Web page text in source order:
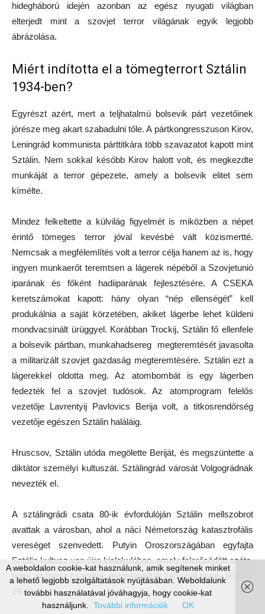
hidegháború idején azonban az egész nyugati világban
elterjedt mint a szovjet terror világának egyik legjobb
ábrázolása.
Miért indította el a tömegterrort Sztálin
1934-ben?
Egyrészt azért, mert a teljhatalmú bolsevik párt vezetőinek
jórésze meg akart szabadulni tőle. A pártkongresszuson Kirov,
Leningrád kommunista párttitkára több szavazatot kapott mint
Sztálin. Nem sokkal később Kirov halott volt, és megkezdte
munkáját a terror gépezete, amely a bolsevik elitet sem
kímélte.
Mindez felkeltette a külvilág figyelmét is miközben a népet
érintő tömeges terror jóval kevésbé vált közismertté.
Nemcsak a megfélemlítés volt a terror célja hanem az is, hogy
ingyen munkaerőt teremtsen a lágerek népéből a Szovjetunió
iparának és főként hadiiparának fejlesztésére. A CSEKA
keretszámokat kapott: hány olyan “nép ellenségét” kell
produkálnia a saját körzetében, akiket lágerbe lehet küldeni
mondvacsinált ürüggyel. Korábban Trockij, Sztálin fő ellenfele
a bolsevik pártban, munkahadsereg megteremtését javasolta
a militarizált szovjet gazdaság megteremtésére. Sztálin ezt a
lágerekkel oldotta meg. Az atombombát is egy lágerben
fedezték fel a szovjet tudósok. Az atomprogram felelős
vezetője Lavrentyij Pavlovics Berija volt, a titkosrendőrség
vezetője egészen Sztálin haláláig.
Hruscsov, Sztálin utóda megölette Beriját, és megszüntette a
diktátor személyi kultuszát. Sztálingrád városát Volgográdnak
nevezték el.
A sztálingrádi csata 80-ik évfordulóján Sztálin mellszobrot
avattak a városban, ahol a náci Németország katasztrofális
vereséget szenvedett. Putyin Oroszországában egyfajta
Sztálin kultusz van újra kialakulóban, amely felerősödött azóta,
hogy az orosz csapatok megtámadták Ukrajnát tavaly február
24-én.
A weboldalon cookie-kat használunk, amik segítenek minket
a lehető legjobb szolgáltatások nyújtásában. Weboldalunk
további használatával jóváhagyja, hogy cookie-kat
használjunk.
További információk OK